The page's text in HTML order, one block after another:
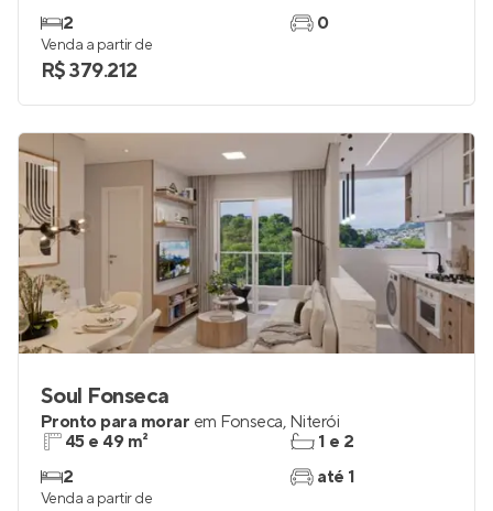
2
0
Venda a partir de
R$ 379.212
Soul Fonseca
Pronto para morar em Fonseca, Niterói
45 e 49 m²
2
1 e 2
até 1
Venda a partir de